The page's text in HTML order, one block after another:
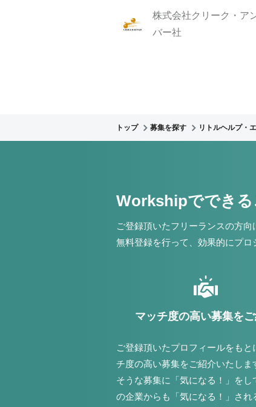
株式会社クリーク・ア
バー社
トップ 募集を探す リトルヘルプ・
Workshipでできる
ご登録頂いたフリーランスの方向
無料登録を行って、効果的にプロ
マッチ度の高い募集を
ご登録頂いたプロフィールをもと
チ度の高い募集をご紹介いたしま
そうな募集に「気になる！」をし
の企業からも「気になる！」され